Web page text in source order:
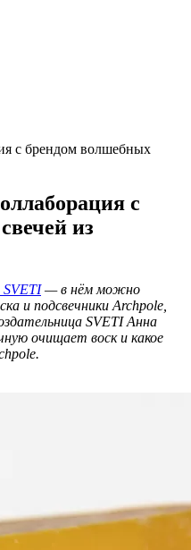
с брендом волшебных
с
из
SVETI— в нём можно
и подсвечники Archpole,
SVETI Анна
очищает воск и какое